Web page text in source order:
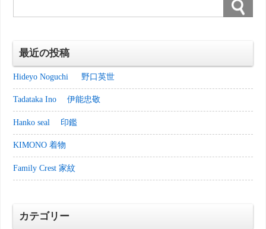
最近の投稿
Hideyo Noguchi 野口英世
Tadataka Ino 伊能忠敬
Hanko seal 印鑑
KIMONO 着物
Family Crest 家紋
カテゴリー